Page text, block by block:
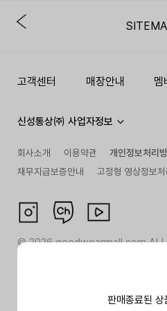
판매종료된 상
고객센터 매장안내 멤
신성통상㈜ 사업자정보
회사소개 이용약관
개인정보처리
채무지급보증안내
고정형 영상정보
©2026goodwearmall.com ALL